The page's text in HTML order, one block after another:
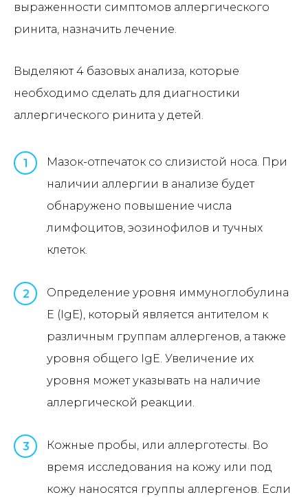
выраженности симптомов аллергического
ринита, назначить лечение.
Выделяют 4 базовых анализа, которые
необходимо сделать для диагностики
аллергического ринита у детей.
1
Мазок-отпечаток со слизистой носа. При
наличии аллергии в анализе будет
обнаружено повышение числа
лимфоцитов, эозинофилов и тучных
клеток.
2
Определение уровня иммуноглобулина
E (IgE), который является антителом к
различным группам аллергенов, а также
уровня общего IgE. Увеличение их
уровня может указывать на наличие
аллергической реакции.
3
Кожные пробы, или аллерготесты. Во
время исследования на кожу или под
кожу наносятся группы аллергенов. Если